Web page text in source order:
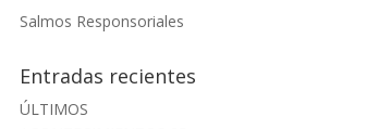
Salmos Responsoriales
Entradas recientes
ÚLTIMOS